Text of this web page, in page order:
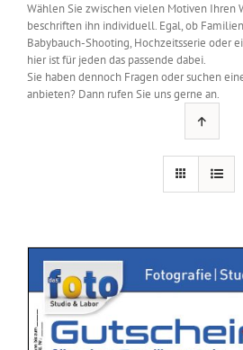
Wählen Sie zwischen vielen Motiven Ihren
beschriften ihn individuell. Egal, ob
Babybauch-Shooting, Hochzeitsserie oder
hier ist für jeden das passende dabei.
Sie haben dennoch Fragen oder suchen
anbieten? Dann rufen Sie uns gerne an.